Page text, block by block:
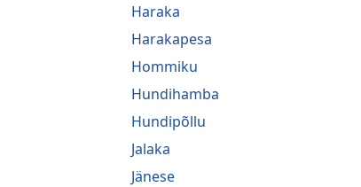
Haraka
Harakapesa
Hommiku
Hundihamba
Hundipõllu
Jalaka
Jänese